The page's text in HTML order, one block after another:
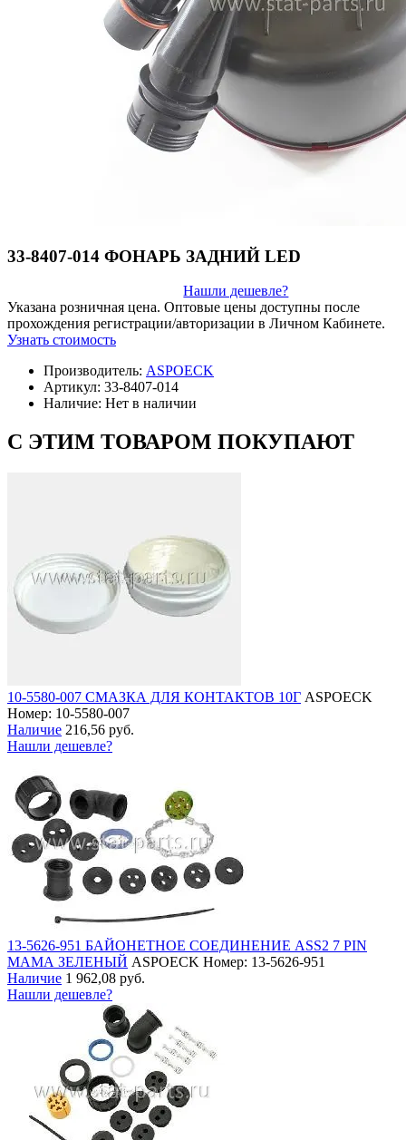
33-8407-014 ФОНАРЬ ЗАДНИЙ LED
Нашли дешевле?
Указана розничная цена. Оптовые цены доступны после
прохождения регистрации/авторизации в Личном Кабинете.
Узнать стоимость
Производитель: ASPOECK
Артикул: 33-8407-014
Наличие: Нет в наличии
С ЭТИМ ТОВАРОМ ПОКУПАЮТ
10-5580-007 СМАЗКА ДЛЯ КОНТАКТОВ 10Г ASPOECK
Номер: 10-5580-007
Наличие 216,56 руб.
Нашли дешевле?
13-5626-951 БАЙОНЕТНОЕ СОЕДИНЕНИЕ ASS2 7 PIN
МАМА ЗЕЛЕНЫЙ ASPOECK Номер: 13-5626-951
Наличие 1 962,08 руб.
Нашли дешевле?